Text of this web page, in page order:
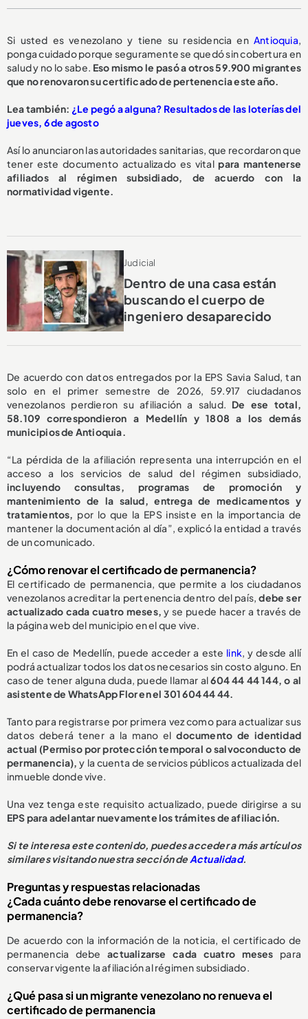
Si usted es venezolano y tiene su residencia en Antioquia,
ponga cuidado porque seguramente se quedó sin cobertura en
salud y no lo sabe. Eso mismo le pasó a otros 59.900 migrantes
que no renovaron su certificado de pertenencia este año.
Lea también: ¿Le pegó a alguna? Resultados de las loterías del
jueves, 6 de agosto
Así lo anunciaron las autoridades sanitarias, que recordaron que
tener este documento actualizado es vitalpara mantenerse
afiliados al régimen subsidiado, de acuerdo con la
normatividad vigente.
Judicial
Dentro de una casa están
buscando el cuerpo de
ingeniero desaparecido
De acuerdo con datos entregados por la EPS Savia Salud, tan
solo en el primer semestre de 2026, 59.917 ciudadanos
venezolanos perdieron su afiliación a salud. De ese total,
58.109 correspondieron a Medellín y 1808 a los demás
municipios de Antioquia.
“La pérdida de la afiliación representa una interrupción en el
acceso a los servicios de salud del régimen subsidiado,
incluyendo consultas, programas de promoción y
mantenimiento de la salud, entrega de medicamentos y
tratamientos, por lo que la EPS insiste en la importancia de
mantener la documentación al día”, explicó la entidad a través
de un comunicado.
¿Cómo renovar el certificado de permanencia?
El certificado de permanencia, que permite a los ciudadanos
venezolanos acreditar la pertenencia dentro del país, debe ser
actualizado cada cuatro meses,y se puede hacer a través de
la página web del municipio en el que vive.
En el caso de Medellín, puede acceder a este link, y desde allí
podrá actualizar todos los datos necesarios sin costo alguno. En
caso de tener alguna duda, puede llamar al604 44 44 144, o al
asistente de WhatsApp Flor en el 301 604 44 44.
Tanto para registrarse por primera vez como para actualizar sus
datos deberá tener a la mano el documento de identidad
actual (Permiso por protección temporal o salvoconducto de
permanencia),y la cuenta de servicios públicos actualizada del
inmueble donde vive.
Una vez tenga este requisito actualizado, puede dirigirse a su
EPS para adelantar nuevamente los trámites de afiliación.
Si te interesa este contenido, puedes acceder a más artículos
similares visitando nuestra sección deActualidad.
Preguntas y respuestas relacionadas
¿Cada cuánto debe renovarse el certificado de
permanencia?
De acuerdo con la información de la noticia, el certificado de
permanencia debeactualizarse cada cuatro meses para
conservar vigente la afiliación al régimen subsidiado.
¿Qué pasa si un migrante venezolano no renueva el
certificado de permanencia